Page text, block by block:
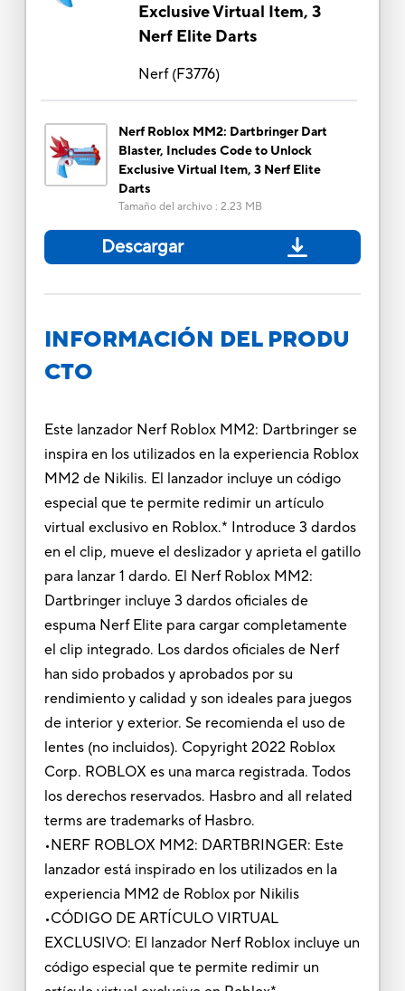
Exclusive Virtual Item, 3
Nerf Elite Darts
Nerf(F3776)
Nerf Roblox MM2: Dartbringer Dart
Blaster, Includes Code to Unlock
Exclusive Virtual Item, 3 Nerf Elite
Darts
Tamaño del archivo: 2.23 MB
Descargar
INFORMACIÓN DEL PRODU
CTO
Este lanzador Nerf Roblox MM2: Dartbringer se
inspira en los utilizados en la experiencia Roblox
MM2 de Nikilis. El lanzador incluye un código
especial que te permite redimir un artículo
virtual exclusivo en Roblox.* Introduce 3 dardos
en el clip, mueve el deslizador y aprieta el gatillo
para lanzar 1 dardo. El Nerf Roblox MM2:
Dartbringer incluye 3 dardos oficiales de
espuma Nerf Elite para cargar completamente
el clip integrado. Los dardos oficiales de Nerf
han sido probados y aprobados por su
rendimiento y calidad y son ideales para juegos
de interior y exterior. Se recomienda el uso de
lentes (no incluidos). Copyright 2022 Roblox
Corp. ROBLOX es una marca registrada. Todos
los derechos reservados. Hasbro and all related
terms are trademarks of Hasbro.
•NERF ROBLOX MM2: DARTBRINGER: Este
lanzador está inspirado en los utilizados en la
experiencia MM2 de Roblox por Nikilis
•CÓDIGO DE ARTÍCULO VIRTUAL
EXCLUSIVO: El lanzador Nerf Roblox incluye un
código especial que te permite redimir un